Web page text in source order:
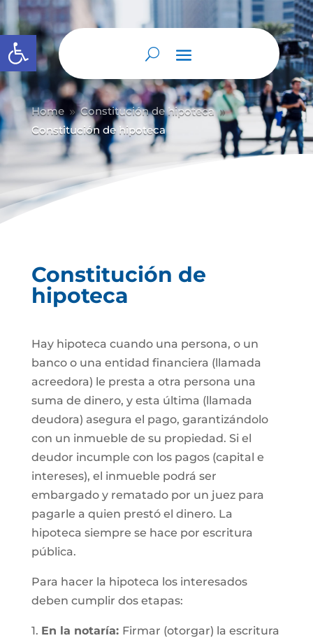
Abrir barra de herramientas
Home 9 Constitución de hipoteca 9
Constitución de hipoteca
Constitución de
hipoteca
Hay hipoteca cuando una persona, o un
banco o una entidad financiera (llamada
acreedora) le presta a otra persona una
suma de dinero, y esta última (llamada
deudora) asegura el pago, garantizándolo
con un inmueble de su propiedad. Si el
deudor incumple con los pagos (capital e
intereses), el inmueble podrá ser
embargado y rematado por un juez para
pagarle a quien prestó el dinero. La
hipoteca siempre se hace por escritura
pública.
Para hacer la hipoteca los interesados
deben cumplir dos etapas:
1. En la notaría: Firmar (otorgar) la escritura